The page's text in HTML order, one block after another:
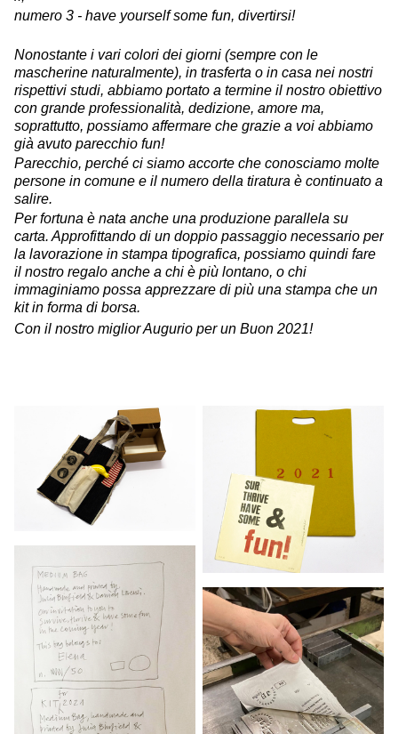
numero 3 - have yourself some fun, divertirsi!
Nonostante i vari colori dei giorni (sempre con le
mascherine naturalmente), in trasferta o in casa nei nostri
rispettivi studi, abbiamo portato a termine il nostro obiettivo
con grande professionalità, dedizione, amore ma,
soprattutto, possiamo affermare che grazie a voi abbiamo
già avuto parecchio fun!
Parecchio, perché ci siamo accorte che conosciamo molte
persone in comune e il numero della tiratura è continuato a
salire.
Per fortuna è nata anche una produzione parallela su
carta. Approfittando di un doppio passaggio necessario per
la lavorazione in stampa tipografica, possiamo quindi fare
il nostro regalo anche a chi è più lontano, o chi
immaginiamo possa apprezzare di più una stampa che un
kit in forma di borsa.
Con il nostro miglior Augurio per un Buon 2021!